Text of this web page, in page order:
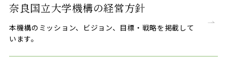
奈良国立大学機構の経営方針
本機構のミッション、ビジョン、目標・戦略を掲載して
います。